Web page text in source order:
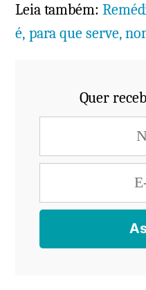
Leia também:
é, para que serve,
Quer